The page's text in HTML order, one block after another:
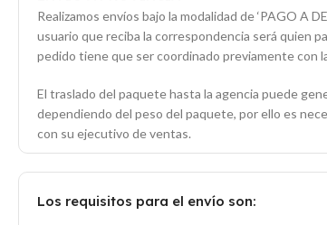
Realizamos envíos bajo la modalidad de ‘PAGO A
usuario que reciba la correspondencia será quien
pedido tiene que ser coordinado previamente con
El traslado del paquete hasta la agencia puede
dependiendo del peso del paquete, por ello es
con su ejecutivo de ventas.
Los requisitos para el envío son: